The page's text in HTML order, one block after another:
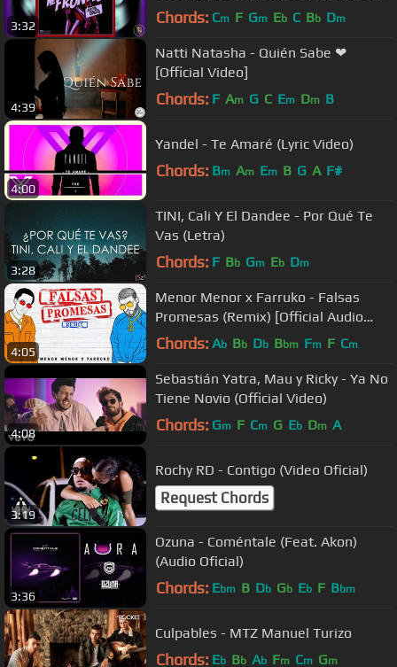
3:32
Audio Oficial
Chords: Cm F Gm Eb C Bb Dm
4:39
Natti Natasha - Quién Sabe ❤
[Official Video]
Chords: F Am G C Em Dm B
4:00
Yandel - Te Amaré (Lyric Video)
Chords: Bm Am Em B G A F#
3:28
TINI, Cali Y El Dandee - Por Qué Te
Vas (Letra)
Chords: F Bb Gm Eb Dm
4:05
Menor Menor x Farruko - Falsas
Promesas (Remix) [Official Audio
Video]
Chords: Ab Bb Db Bbm Fm F Cm
4:08
Sebastián Yatra, Mau y Ricky - Ya No
Tiene Novio (Official Video)
Chords: Gm F Cm G Eb Dm A
3:19
Rochy RD - Contigo (Video Oficial)
Request Chords
3:36
Ozuna - Coméntale (Feat. Akon)
(Audio Oficial)
Chords: Ebm B Db Gb Eb F Bbm
Culpables - MTZ Manuel Turizo
Chords: Eb Bb Ab Fm Cm Gm